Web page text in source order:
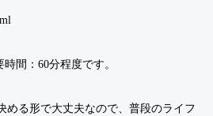
間：60分程度です。
める形で大丈夫なので、普段のライフ